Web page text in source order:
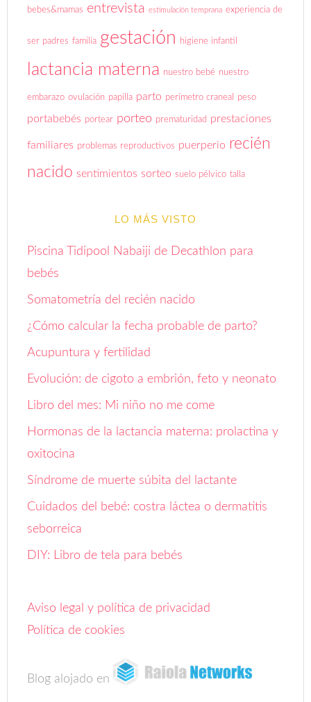
bebes&mamas entrevista estimulación temprana experiencia de
ser padres familia gestación higiene infantil
lactancia materna nuestro bebé nuestro
embarazo ovulación papilla parto perímetro craneal peso
portabebés portear porteo prematuridad prestaciones
familiares problemas reproductivos puerperio recién
nacido sentimientos sorteo suelo pélvico talla
LO MÁS VISTO
Piscina Tidipool Nabaiji de Decathlon para
bebés
Somatometría del recién nacido
¿Cómo calcular la fecha probable de parto?
Acupuntura y fertilidad
Evolución: de cigoto a embrión, feto y neonato
Libro del mes: Mi niño no me come
Hormonas de la lactancia materna: prolactina y
oxitocina
Síndrome de muerte súbita del lactante
Cuidados del bebé: costra láctea o dermatitis
seborreica
DIY: Libro de tela para bebés
Aviso legal y política de privacidad
Política de cookies
Blog alojado en